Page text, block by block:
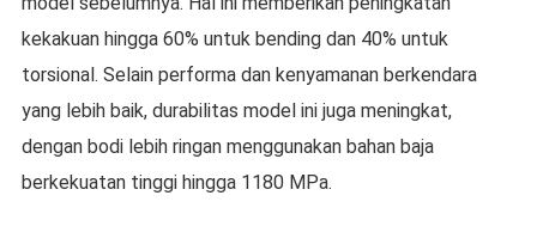
kekakuan hingga 60% untuk bending dan 40% untuk
torsional. Selain performa dan kenyamanan berkendara
yang lebih baik, durabilitas model ini juga meningkat,
dengan bodi lebih ringan menggunakan bahan baja
berkekuatan tinggi hingga 1180 MPa.